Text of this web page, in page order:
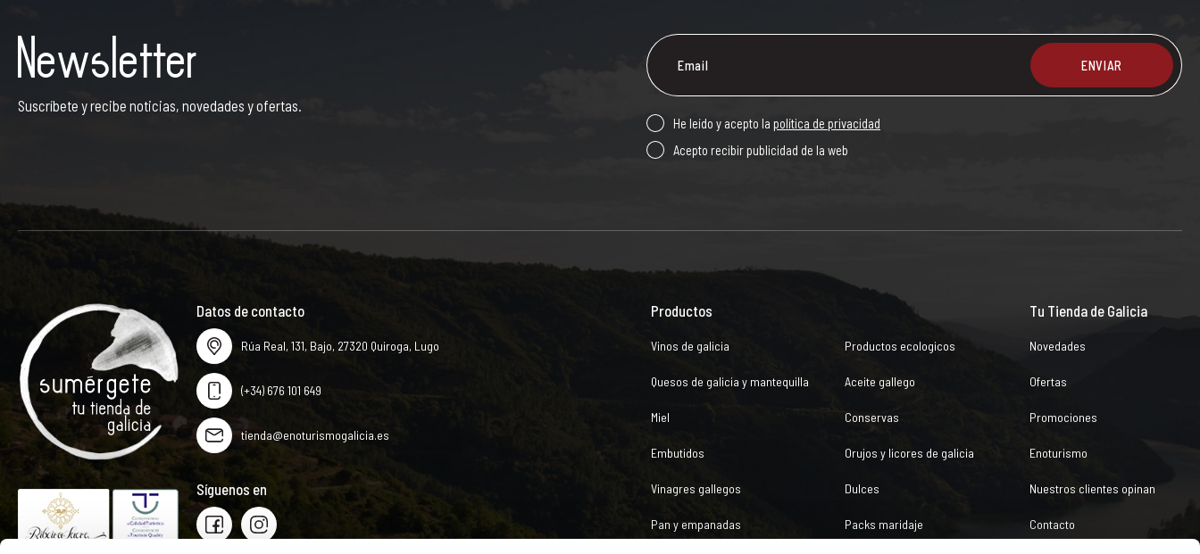
Newsletter
Suscríbete y recibe noticias, novedades y ofertas.
ENVIAR
He leído y acepto la política de privacidad
Acepto recibir publicidad de la web
Datos de contacto
Rúa Real, 131, Bajo, 27320 Quiroga, Lugo
(+34) 676 101 649
tienda@enoturismogalicia.es
Síguenos en
Productos
Vinos de galicia
Quesos de galicia y mantequilla
Miel
Embutidos
Vinagres gallegos
Pan y empanadas
Productos ecologicos
Aceite gallego
Conservas
Orujos y licores de galicia
Dulces
Packs maridaje
Tu Tienda de Galicia
Novedades
Ofertas
Promociones
Enoturismo
Nuestros clientes opinan
Contacto